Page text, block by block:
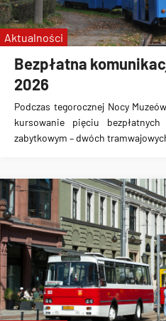
Bezpłatna
2026
Podczas tegorocznej Nocy
kursowanie pięciu
zabytkowym – dwóch
Aktualności